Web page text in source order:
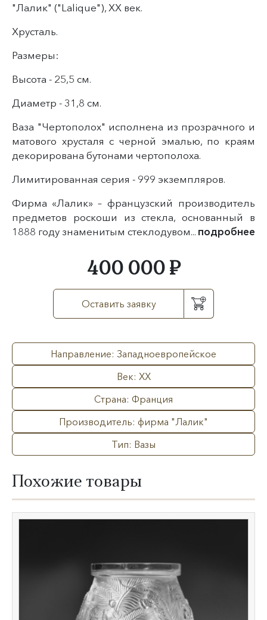
"Лалик" ("Lalique"), XX век.
Хрусталь.
Размеры:
Высота - 25,5 см.
Диаметр - 31,8 см.
Ваза "Чертополох" исполнена из прозрачного и
матового хрусталя с черной эмалью, по краям
декорирована бутонами чертополоха.
Лимитированная серия - 999 экземпляров.
Фирма «Лалик» – французский производитель
предметов роскоши из стекла, основанный в
1888 году знаменитым стеклодувом... подробнее
400 000 ₽
Оставить заявку
Направление: Западноевропейское
Век: XX
Страна: Франция
Производитель: фирма "Лалик"
Тип: Вазы
Похожие товары